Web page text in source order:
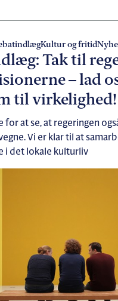
Kultur og fritid
Tak til
– lad
til virkelighed!
for at se, at regeringen
Vi er klar til at
i det lokale kulturliv